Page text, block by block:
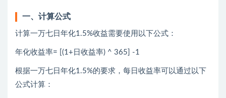
一、计算公式
计算一万七日年化1.5%收益需要使用以下公式：
年化收益率= [(1+日收益率) ^ 365] -1
根据一万七日年化1.5%的要求，每日收益率可以通过以下
公式计算：